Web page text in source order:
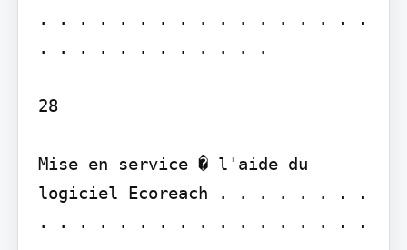
. . . . . . . . . . . . . . . . .
. . . . . . . . . . . .
28
Mise en service � l'aide du
logiciel Ecoreach . . . . . . . .
. . . . . . . . . . . . . . . . .